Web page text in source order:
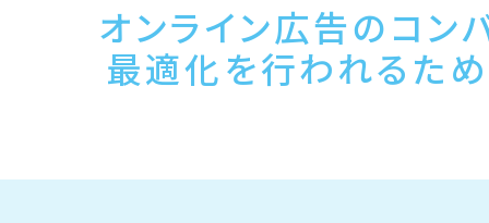
オンライン広告のコン
最適化を行われるた